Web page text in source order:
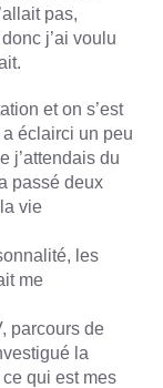
pas,
j’ai voulu
et on s’est
éclairci un peu
j’attendais du
passé deux
vie
les
me
parcours de
la
qui est mes